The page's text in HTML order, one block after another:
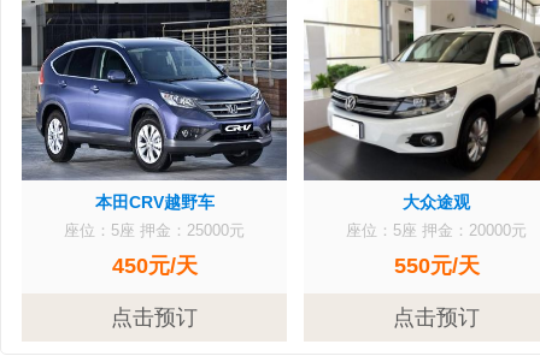
本田CRV越野车
座位：5座 押金：25000元
450元/天
点击预订
大众途观
座位：5座 押金：20000元
550元/天
点击预订